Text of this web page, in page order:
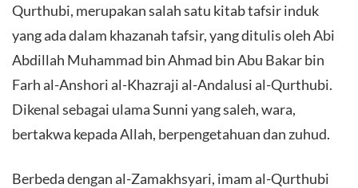
Qurthubi, merupakan salah satu kitab tafsir induk
yang ada dalam khazanah tafsir, yang ditulis oleh Abi
Abdillah Muhammad bin Ahmad bin Abu Bakar bin
Farh al-Anshori al-Khazraji al-Andalusi al-Qurthubi.
Dikenal sebagai ulama Sunni yang saleh, wara,
bertakwa kepada Allah, berpengetahuan dan zuhud.
Berbeda dengan al-Zamakhsyari, imam al-Qurthubi